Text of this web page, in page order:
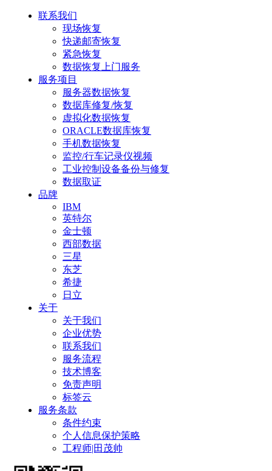
联系我们
现场恢复
快递邮寄恢复
紧急恢复
数据恢复上门服务
服务项目
服务器数据恢复
数据库修复/恢复
虚拟化数据恢复
ORACLE数据库恢复
手机数据恢复
监控/行车记录仪视频
工业控制设备备份与修复
数据取证
品牌
IBM
英特尔
金士顿
西部数据
三星
东芝
希捷
日立
关于
关于我们
企业优势
联系我们
服务流程
技术博客
免责声明
标签云
服务条款
条件约束
个人信息保护策略
工程师|田茂帅